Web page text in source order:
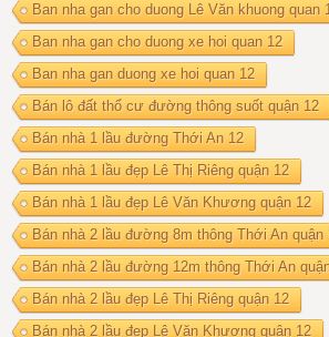
Ban nha gan cho duong Lê Văn khuong quan
Ban nha gan cho duong xe hoi quan 12
Ban nha gan duong xe hoi quan 12
Bán lô đất thổ cư đường thông suốt quận 12
Bán nhà 1 lầu đường Thới An 12
Bán nhà 1 lầu đẹp Lê Thị Riêng quận 12
Bán nhà 1 lầu đẹp Lê Văn Khương quận 12
Bán nhà 2 lầu đường 8m thông Thới An quận
Bán nhà 2 lầu đường 12m thông Thới An
Bán nhà 2 lầu đẹp Lê Thị Riêng quận 12
Bán nhà 2 lầu đẹp Lê Văn Khương quận 12